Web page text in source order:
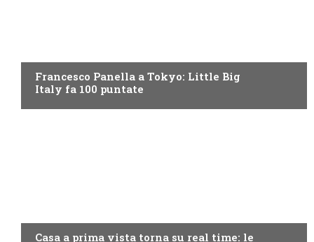
Francesco Panella a Tokyo: Little Big
Italy fa 100 puntate
Casa a prima vista torna su real time: le